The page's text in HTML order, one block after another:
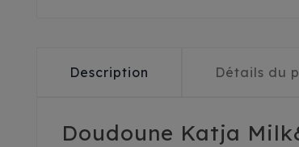
Description Détails du
Doudoune Katja